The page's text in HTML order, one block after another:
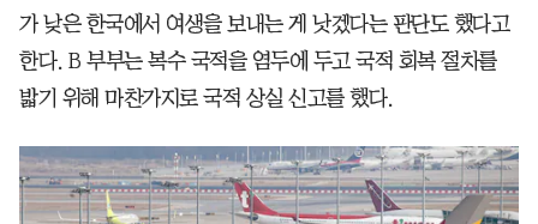
가 낮은 한국에서 여생을 보내는 게 낫겠다는 판단도 했다고
한다. B 부부는 복수 국적을 염두에 두고 국적 회복 절차를
밟기 위해 마찬가지로 국적 상실 신고를 했다.